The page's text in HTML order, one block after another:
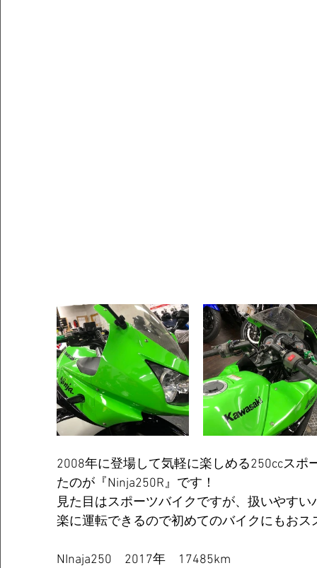
2008年に登場して気軽に楽しめる250ccスポ
たのが『Ninja250R』です！
見た目はスポーツバイクですが、扱いやす
楽に運転できるので初めてのバイクにもおス
NInaja250　2017年　17485km